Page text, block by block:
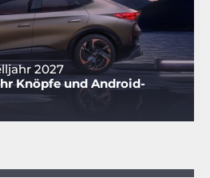
2027
Knöpfe und Android-